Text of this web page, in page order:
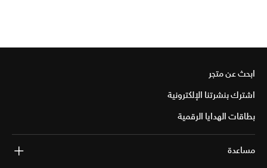
ابحث عن متجر
اشترك بنشرتنا الإلكترونية
بطاقات الهدايا الرقمية
مساعدة